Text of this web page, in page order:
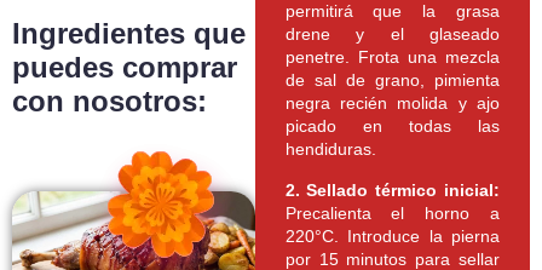
Ingredientes que
puedes comprar
con nosotros:
permitirá que la grasa
drene y el glaseado
penetre. Frota una mezcla
de sal de grano, pimienta
negra recién molida y ajo
picado en todas las
hendiduras.
2. Sellado térmico inicial:
Precalienta el horno a
220°C. Introduce la pierna
por 15 minutos para sellar